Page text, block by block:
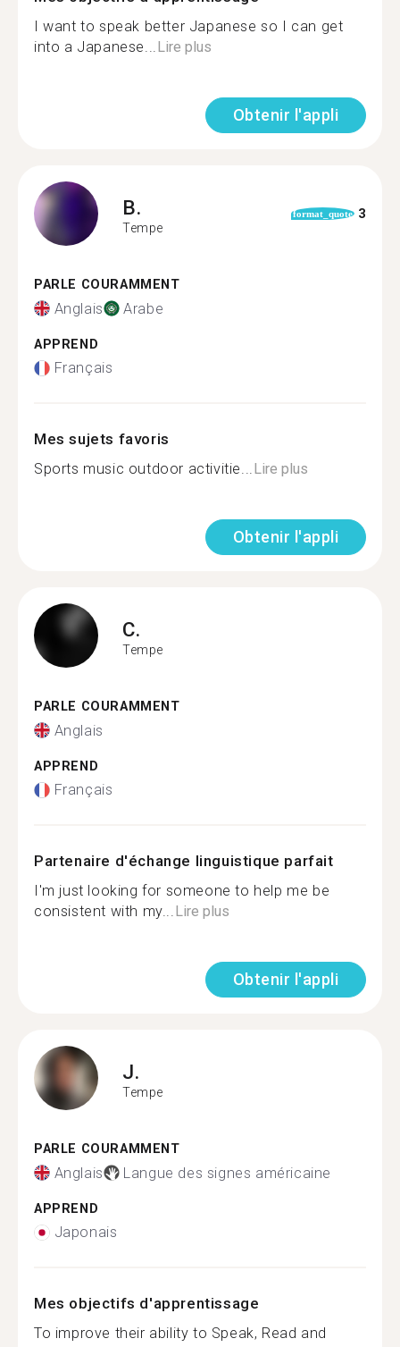
I want to speak better Japanese so I can get
into a Japanese...Lire plus
Obtenir l'appli
B.
Tempe
format_quote 3
PARLE COURAMMENT
Anglais Arabe
APPREND
Français
Mes sujets favoris
Sports music outdoor activitie...Lire plus
Obtenir l'appli
C.
Tempe
PARLE COURAMMENT
Anglais
APPREND
Français
Partenaire d'échange linguistique parfait
I'm just looking for someone to help me be
consistent with my...Lire plus
Obtenir l'appli
J.
Tempe
PARLE COURAMMENT
Anglais Langue des signes américaine
APPREND
Japonais
Mes objectifs d'apprentissage
To improve their ability to Speak, Read and